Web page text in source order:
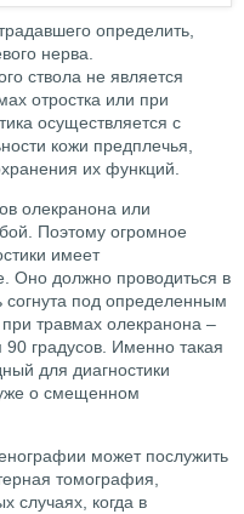
определить,
нерва.
ствола не является
отростка или при
осуществляется с
кожи предплечья,
их функций.
олекранона или
Поэтому огромное
имеет
Оно должно проводиться в
согнута под определенным
травмах олекранона –
90 градусов. Именно такая
для диагностики
о смещенном
может послужить
томография,
случаях, когда в